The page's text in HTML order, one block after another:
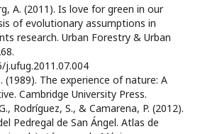
A. (2011). Is love for green in our
of evolutionary assumptions in
research. Urban Forestry & Urban
(1989). The experience of nature: A
Cambridge University Press.
Rodríguez, S., & Camarena, P. (2012).
Pedregal de San Ángel. Atlas de